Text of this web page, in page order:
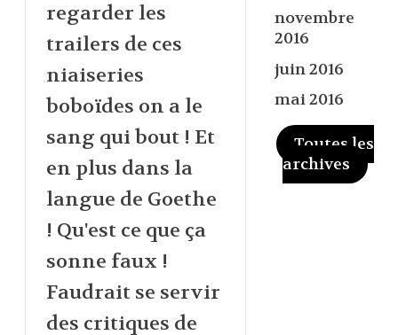
regarder les
trailers de ces
niaiseries
boboïdes on a le
sang qui bout ! Et
en plus dans la
langue de Goethe
! Qu'est ce que ça
sonne faux !
Faudrait se servir
des critiques de
novembre
2016
juin 2016
mai 2016
Toutes les
archives